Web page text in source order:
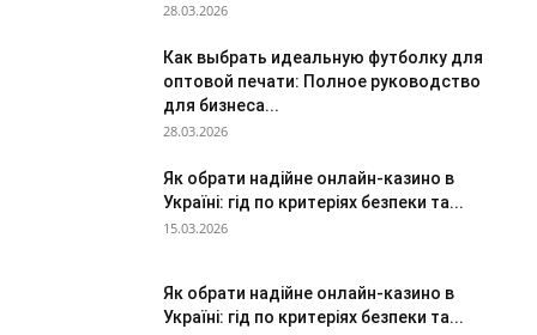
28.03.2026
Как выбрать идеальную футболку для
оптовой печати: Полное руководство
для бизнеса...
28.03.2026
Як обрати надійне онлайн-казино в
Україні: гід по критеріях безпеки та...
15.03.2026
Як обрати надійне онлайн-казино в
Україні: гід по критеріях безпеки та...